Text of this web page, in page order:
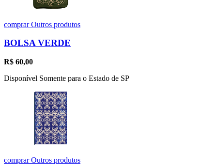
comprarOutros produtos
BOLSA VERDE
R$ 60,00
Disponível Somente para o Estado de SP
comprarOutros produtos